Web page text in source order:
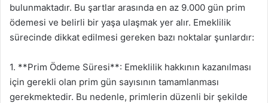
bulunmaktadır. Bu şartlar arasında en az 9.000 gün prim
ödemesi ve belirli bir yaşa ulaşmak yer alır. Emeklilik
sürecinde dikkat edilmesi gereken bazı noktalar şunlardır:
1. **Prim Ödeme Süresi**: Emeklilik hakkının kazanılması
için gerekli olan prim gün sayısının tamamlanması
gerekmektedir. Bu nedenle, primlerin düzenli bir şekilde